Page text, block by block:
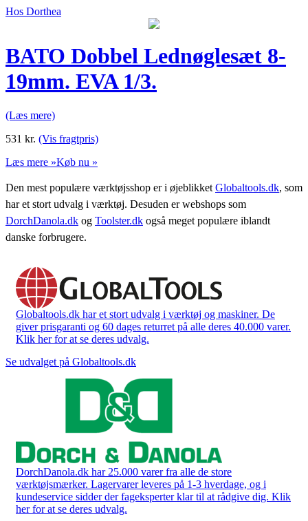
Hos Dorthea
BATO Dobbel Lednøglesæt 8-
19mm. EVA 1/3.
(Læs mere)
531 kr. (Vis fragtpris)
Læs mere »Køb nu »
Den mest populære værktøjsshop er i øjeblikket Globaltools.dk, som
har et stort udvalg i værktøj. Desuden er webshops som
DorchDanola.dk og Toolster.dk også meget populære iblandt
danske forbrugere.
Globaltools.dk har et stort udvalg i værktøj og maskiner. De
giver prisgaranti og 60 dages returret på alle deres 40.000 varer.
Klik her for at se deres udvalg.
Se udvalget på Globaltools.dk
DorchDanola.dk har 25.000 varer fra alle de store
værktøjsmærker. Lagervarer leveres på 1-3 hverdage, og i
kundeservice sidder der fageksperter klar til at rådgive dig. Klik
her for at se deres udvalg.